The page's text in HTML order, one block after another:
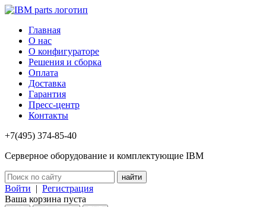
Главная
О нас
О конфигураторе
Решения и сборка
Оплата
Доставка
Гарантия
Пресс-центр
Контакты
+7(495) 374-85-40
Серверное оборудование и комплектующие IBM
Войти | Регистрация
Ваша корзина пуста